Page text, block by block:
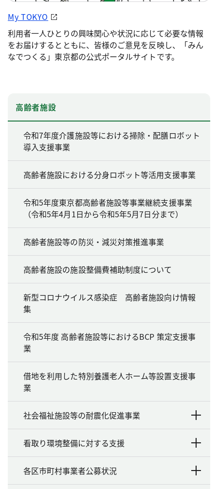
My TOKYO
利用者一人ひとりの興味関心や状況に応じて必要な情報
をお届けするとともに、皆様のご意見を反映し、「みん
なでつくる」東京都の公式ポータルサイトです。
高齢者施設
令和7年度介護施設等における掃除・配膳ロボット
導入支援事業
高齢者施設における分身ロボット等活用支援事業
令和5年度東京都高齢者施設等事業継続支援事業
（令和5年4月1日から令和5年5月7日分まで）
高齢者施設等の防災・減災対策推進事業
高齢者施設の施設整備費補助制度について
新型コロナウイルス感染症 高齢者施設向け情報
集
令和5年度 高齢者施設等におけるBCP 策定支援事
業
借地を利用した特別養護老人ホーム等設置支援事
業
社会福祉施設等の耐震化促進事業
看取り環境整備に対する支援
各区市町村事業者公募状況